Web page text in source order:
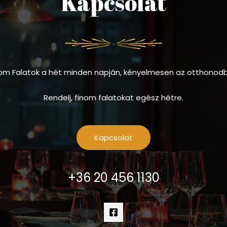
Falatok a hét minden napján, kényelmesen az
Rendelj, finom falatokat egész hétre.
Kapcsolat
+36 20 456 1130